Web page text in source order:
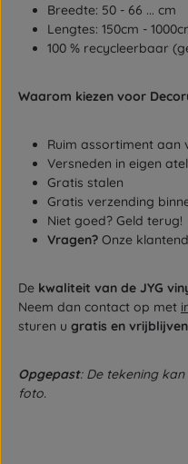
Breedte: 50 - 66 ... cm
Lengtes: 150cm -
100 % recycleerbaar
Waarom kiezen voor
Ruim assortiment aan
Versneden in eigen
Gratis stalen
Gratis verzending
Niet goed? Geld terug!
Vragen? Onze
De kwaliteit van de JYG
Neem dan contact op met
sturen u gratis en
Opgepast: De tekening
foto.